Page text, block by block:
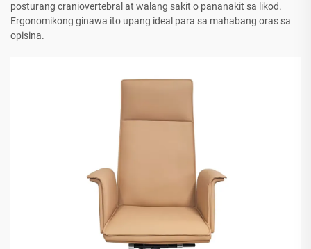
posturang craniovertebral at walang sakit o pananakit sa likod.
Ergonomikong ginawa ito upang ideal para sa mahabang oras sa
opisina.